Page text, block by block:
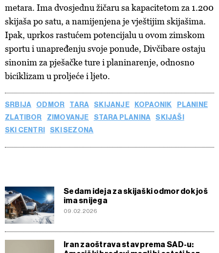
metara. Ima dvosjednu žičaru sa kapacitetom za 1.200
skijaša po satu, a namijenjena je vještijim skijašima.
Ipak, uprkos rastućem potencijalu u ovom zimskom
sportu i unapređenju svoje ponude, Divčibare ostaju
sinonim za pješačke ture i planinarenje, odnosno
biciklizam u proljeće i ljeto.
SRBIJA ODMOR TARA SKIJANJE KOPAONIK
PLANINE
ZLATIBOR
ZIMOVANJE STARA PLANINA
SKIJAŠI
SKI CENTRI SKI SEZONA
Sedam ideja za skijaški odmor dok još
ima snijega
09.02.2026
Iran zaoštrava stav prema SAD-u: